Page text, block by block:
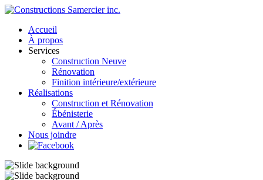
Accueil
À propos
Services
Construction Neuve
Rénovation
Finition intérieure/extérieure
Réalisations
Construction et Rénovation
Ébénisterie
Avant / Après
Nous joindre